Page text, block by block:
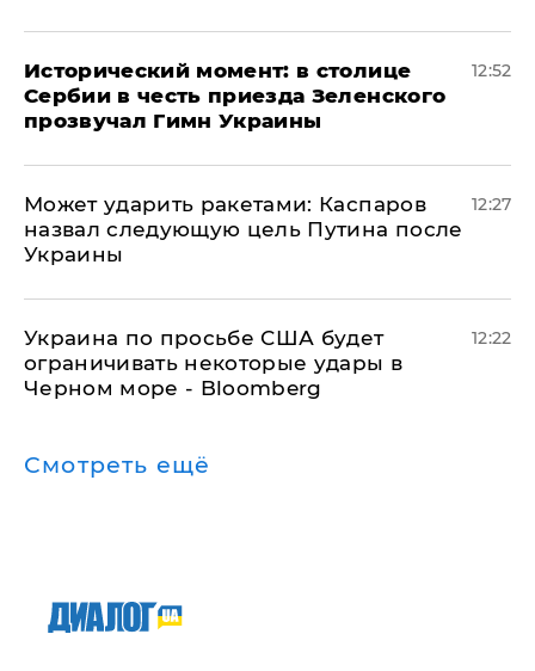
Исторический момент: в столице
Сербии в честь приезда Зеленского
прозвучал Гимн Украины
12:52
Может ударить ракетами: Каспаров
назвал следующую цель Путина после
Украины
12:27
Украина по просьбе США будет
ограничивать некоторые удары в
Черном море - Bloomberg
12:22
Смотреть ещё